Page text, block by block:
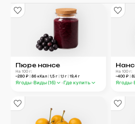
Пюре нансе
На 100 г:
~280 ₽| 86 кКал| 1,5 г| 1,1 г| 19,4 г
Ягоды Виды (16) Где купить
На 100 г:
~400 ₽ |
Ягоды